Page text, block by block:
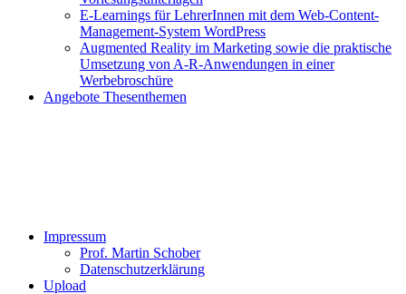
E-Learnings für LehrerInnen mit dem Web-Content-
Management-System WordPress
Augmented Reality im Marketing sowie die praktische
Umsetzung von A-R-Anwendungen in einer
Werbebroschüre
Angebote Thesenthemen
Impressum
Prof. Martin Schober
Datenschutzerklärung
Upload